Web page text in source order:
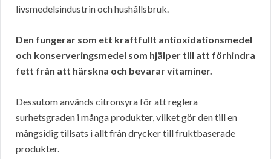
livsmedelsindustrin och hushållsbruk.
Den fungerar som ett kraftfullt antioxidationsmedel
och konserveringsmedel som hjälper till att förhindra
fett från att härskna och bevarar vitaminer.
Dessutom används citronsyra för att reglera
surhetsgraden i många produkter, vilket gör den till en
mångsidig tillsats i allt från drycker till fruktbaserade
produkter.